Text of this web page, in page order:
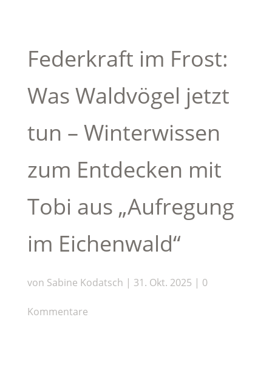
Federkraft im Frost:
Was Waldvögel jetzt
tun – Winterwissen
zum Entdecken mit
Tobi aus „Aufregung
im Eichenwald“
von Sabine Kodatsch | 31. Okt. 2025 | 0
Kommentare